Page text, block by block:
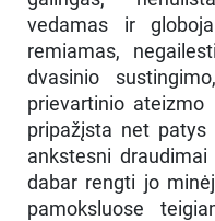
vedamas ir
remiamas,
dvasinio
prievartinio
pripažįsta net
ankstesni
dabar rengti jo
pamoksluose